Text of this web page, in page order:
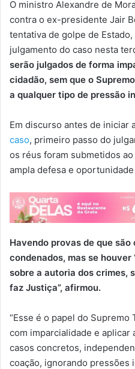
O ministro Alexandre de
contra o ex-presidente Jair
tentativa de golpe de
julgamento do caso nesta
serão julgados de forma
cidadão, sem que o
a qualquer tipo de pressão
Em discurso antes de iniciar
caso, primeiro passo do
os réus foram submetidos
ampla defesa e
Havendo provas de que
condenados, mas se
sobre a autoria dos crimes,
faz Justiça”, afirmou.
“Esse é o papel do Supremo
com imparcialidade e aplicar
casos concretos,
coação, ignorando pressões